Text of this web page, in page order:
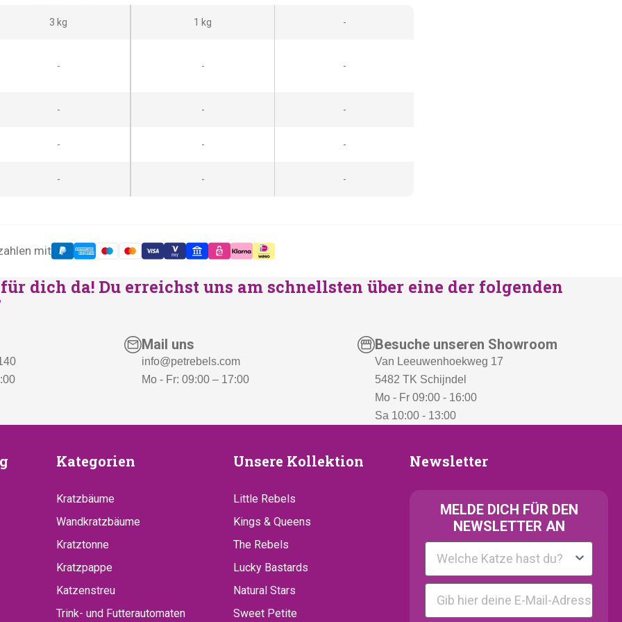
3 kg 1 kg -
- - -
- - -
- - -
- - -
mit
dich da! Du erreichst uns am schnellsten über eine der folgenden
Mail uns
info@petrebels.com
Mo - Fr: 09:00 – 17:00
Besuche unseren Showroom
Van Leeuwenhoekweg 17
5482 TK Schijndel
Mo - Fr 09:00 - 16:00
Sa 10:00 - 13:00
Kategorien
Kategorien
Kratzbäume
Wandkratzbäume
Kratztonne
Kratzpappe
Katzenstreu
Trink- und Futterautomaten
Unsere
Kollektion
Unsere Kollektion
Little Rebels
Kings & Queens
The Rebels
Lucky Bastards
Natural Stars
Sweet Petite
Newsletter
Newsletter
MELDEDICH FÜR DEN
NEWSLETTER AN
Kattenras
E-mail